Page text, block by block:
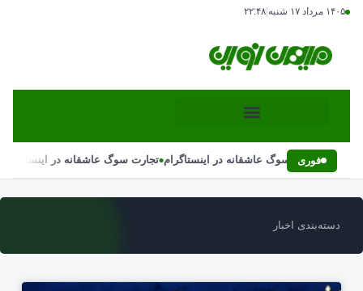
۱۴۰۵ مرداد ۱۷ شنبه ۲۲:۴۸
فوری
تجارت سوگ عاشقانه در اینستاگرام•تجارت سوگ عاشقانه در اینستاگرام
دسته‌بندی اخبار